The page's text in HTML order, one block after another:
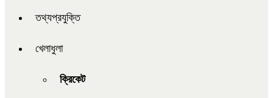
তথ্যপ্রযুক্তি
খেলাধুলা
ক্রিকেট